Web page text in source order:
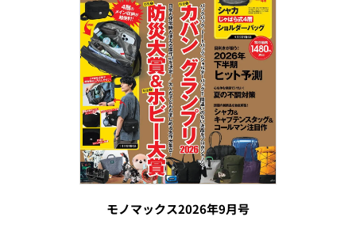
モノマックス2026年9月号